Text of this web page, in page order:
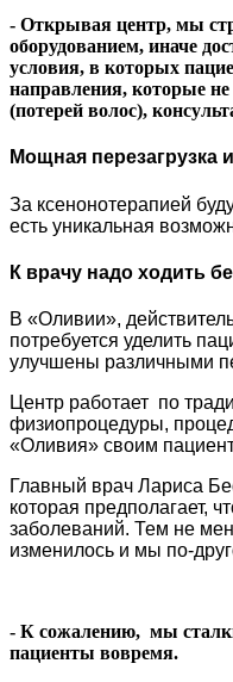
- Открывая центр, мы
оборудованием, иначе
условия, в которых
направления, которые
(потерей волос),
Мощная перезагрузка
За ксенонотерапией
есть уникальная
К врачу надо ходить
В «Оливии»,
потребуется уделить
улучшены различными
Центр работает по
физиопроцедуры,
«Оливия» своим
Главный врач Лариса
которая предполагает,
заболеваний. Тем не
изменилось и мы по-
- К сожалению, мы
пациенты вовремя.